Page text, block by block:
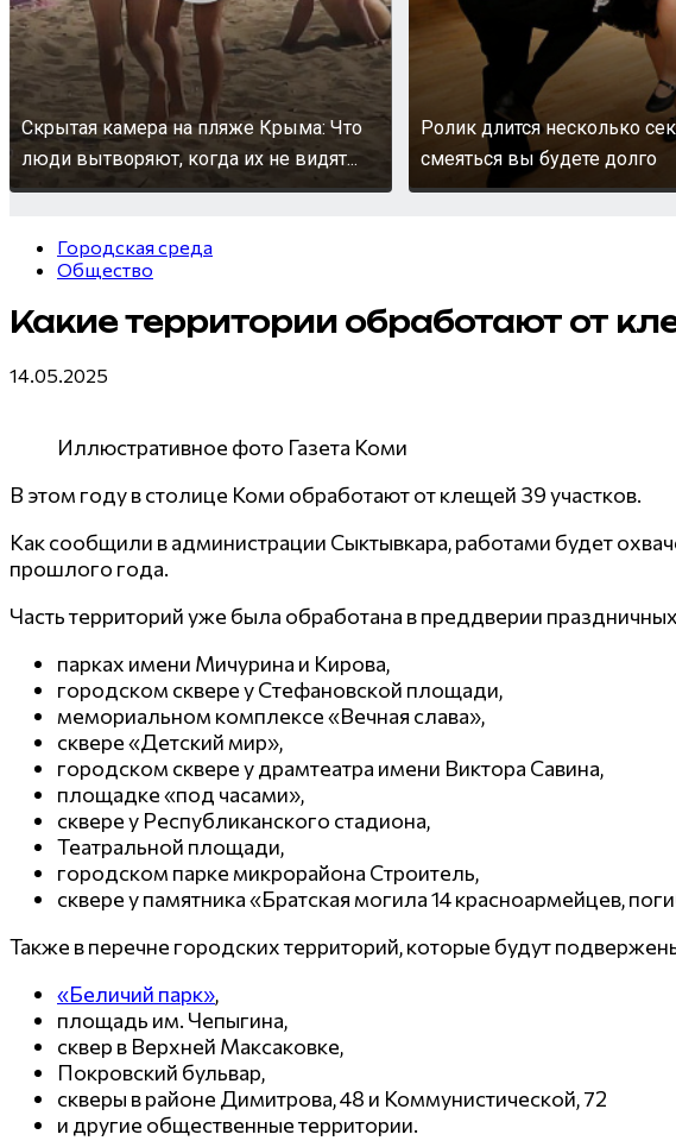
Скрытая камера на пляже Крыма: Что
люди вытворяют, когда их не видят...
Ролик длится несколько
смеяться вы будете долго
Городская среда
Общество
Какие территории обработают от
14.05.2025
Иллюстративное фото Газета Коми
В этом году в столице Коми обработают от клещей 39 участков.
Как сообщили в администрации Сыктывкара, работами будет
прошлого года.
Часть территорий уже была обработана в преддверии
парках имени Мичурина и Кирова,
городском сквере у Стефановской площади,
мемориальном комплексе «Вечная слава»,
сквере «Детский мир»,
городском сквере у драмтеатра имени Виктора Савина,
площадке «под часами»,
сквере у Республиканского стадиона,
Театральной площади,
городском парке микрорайона Строитель,
сквере у памятника «Братская могила 14 красноармейцев,
Также в перечне городских территорий, которые будут
«Беличий парк»,
площадь им. Чепыгина,
сквер в Верхней Максаковке,
Покровский бульвар,
скверы в районе Димитрова, 48 и Коммунистической, 72
и другие общественные территории.